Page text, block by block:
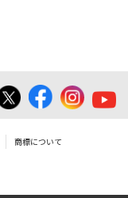
商標について